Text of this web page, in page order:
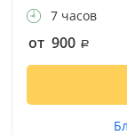
7 часов
от 900